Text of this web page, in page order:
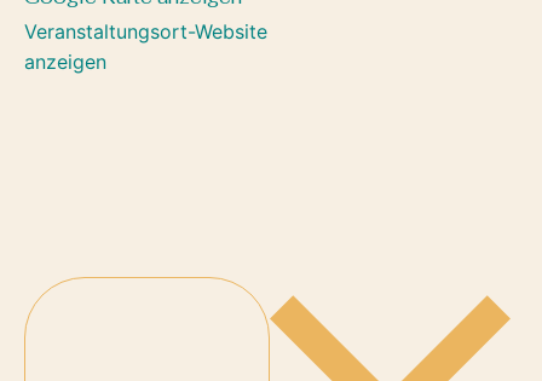
Veranstaltungsort-Website
anzeigen